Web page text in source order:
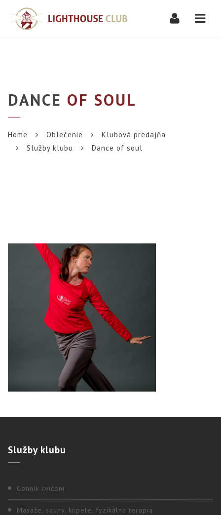
DANCE OF SOUL
Home Oblečenie
Klubová predajňa
Služby klubu
Dance of soul
Službyklubu
Cenník cvičení
Masáže, sauny, kúpele, fyzikálna terapia